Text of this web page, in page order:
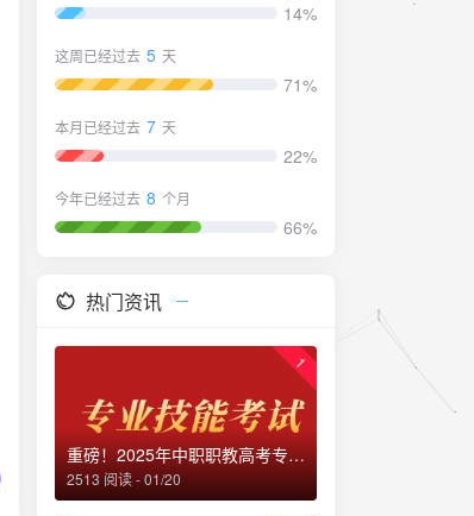
14%
这周已经过去 5 天
71%
本月已经过去 7 天
22%
今年已经过去 8 个月
66%
热门资讯
1
重磅！2025年中职职教高考专业技能考试考点与时间安排！
2513 阅读 - 01/20